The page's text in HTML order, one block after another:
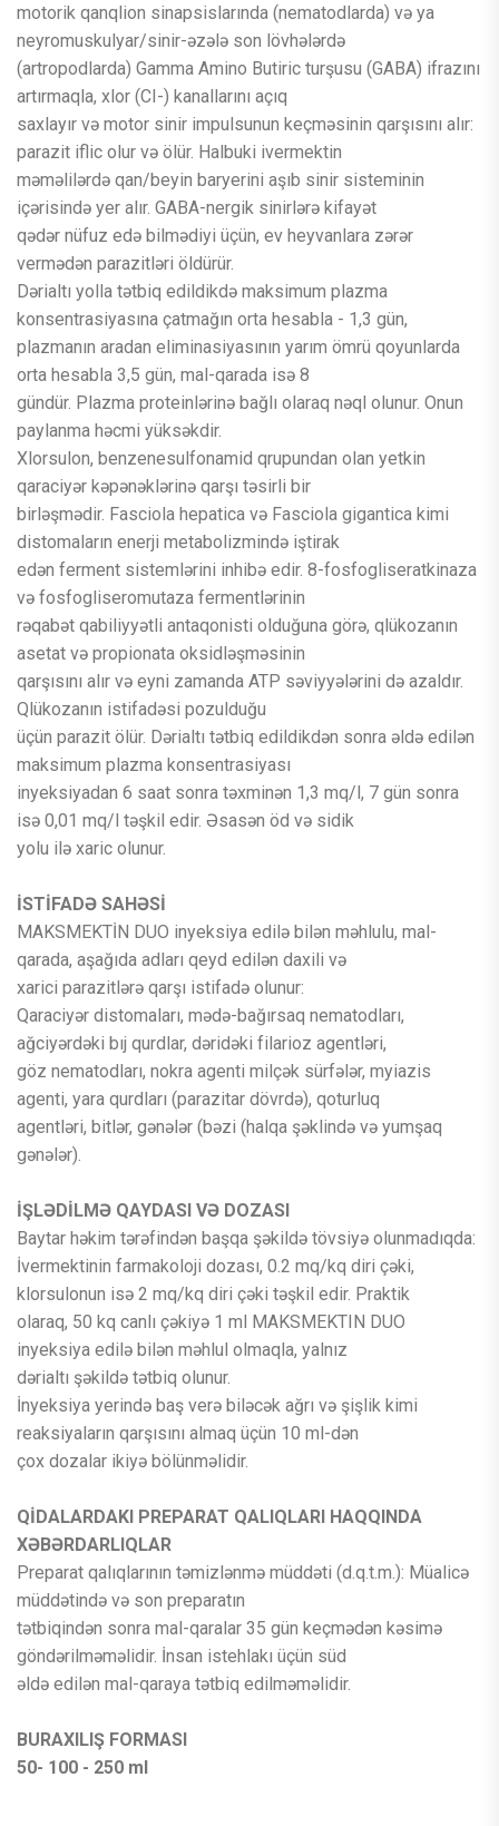
motorik qanqlion sinapsislarında (nematodlarda) və ya
neyromuskulyar/sinir-əzələ son lövhələrdə
(artropodlarda) Gamma Amino Butiric turşusu (GABA) ifrazını
artırmaqla, xlor (CI-) kanallarını açıq
saxlayır və motor sinir impulsunun keçməsinin qarşısını alır:
parazit iflic olur və ölür. Halbuki ivermektin
məməlilərdə qan/beyin baryerini aşıb sinir sisteminin
içərisində yer alır. GABA-nergik sinirlərə kifayət
qədər nüfuz edə bilmədiyi üçün, ev heyvanlara zərər
vermədən parazitləri öldürür.
Dərialtı yolla tətbiq edildikdə maksimum plazma
konsentrasiyasına çatmağın orta hesabla - 1,3 gün,
plazmanın aradan eliminasiyasının yarım ömrü qoyunlarda
orta hesabla 3,5 gün, mal-qarada isə 8
gündür. Plazma proteinlərinə bağlı olaraq nəql olunur. Onun
paylanma həcmi yüksəkdir.
Xlorsulon, benzenesulfonamid qrupundan olan yetkin
qaraciyər kəpənəklərinə qarşı təsirli bir
birləşmədir. Fasciola hepatica və Fasciola gigantica kimi
distomaların enerji metabolizmində iştirak
edən ferment sistemlərini inhibə edir. 8-fosfogliseratkinaza
və fosfogliseromutaza fermentlərinin
rəqabət qabiliyyətli antaqonisti olduğuna görə, qlükozanın
asetat və propionata oksidləşməsinin
qarşısını alır və eyni zamanda ATP səviyyələrini də azaldır.
Qlükozanın istifadəsi pozulduğu
üçün parazit ölür. Dərialtı tətbiq edildikdən sonra əldə edilən
maksimum plazma konsentrasiyası
inyeksiyadan 6 saat sonra təxminən 1,3 mq/l, 7 gün sonra
isə 0,01 mq/l təşkil edir. Əsasən öd və sidik
yolu ilə xaric olunur.
İSTİFADƏ SAHƏSİ
MAKSMEKTİN DUO inyeksiya edilə bilən məhlulu, mal-
qarada, aşağıda adları qeyd edilən daxili və
xarici parazitlərə qarşı istifadə olunur:
Qaraciyər distomaları, mədə-bağırsaq nematodları,
ağciyərdəki bıj qurdlar, dəridəki filarioz agentləri,
göz nematodları, nokra agenti milçək sürfələr, myiazis
agenti, yara qurdları (parazitar dövrdə), qoturluq
agentləri, bitlər, gənələr (bəzi (halqa şəklində və yumşaq
gənələr).
İŞLƏDİLMƏ QAYDASI VƏ DOZASI
Baytar həkim tərəfindən başqa şəkildə tövsiyə olunmadıqda:
İvermektinin farmakoloji dozası, 0.2 mq/kq diri çəki,
klorsulonun isə 2 mq/kq diri çəki təşkil edir. Praktik
olaraq, 50 kq canlı çəkiyə 1 ml MAKSMEKTIN DUO
inyeksiya edilə bilən məhlul olmaqla, yalnız
dərialtı şəkildə tətbiq olunur.
İnyeksiya yerində baş verə biləcək ağrı və şişlik kimi
reaksiyaların qarşısını almaq üçün 10 ml-dən
çox dozalar ikiyə bölünməlidir.
QİDALARDAKI PREPARAT QALIQLARI HAQQINDA
XƏBƏRDARLIQLAR
Preparat qalıqlarının təmizlənmə müddəti (d.q.t.m.): Müalicə
müddətində və son preparatın
tətbiqindən sonra mal-qaralar 35 gün keçmədən kəsimə
göndərilməməlidir. İnsan istehlakı üçün süd
əldə edilən mal-qaraya tətbiq edilməməlidir.
BURAXILIŞ FORMASI
50- 100 - 250 ml